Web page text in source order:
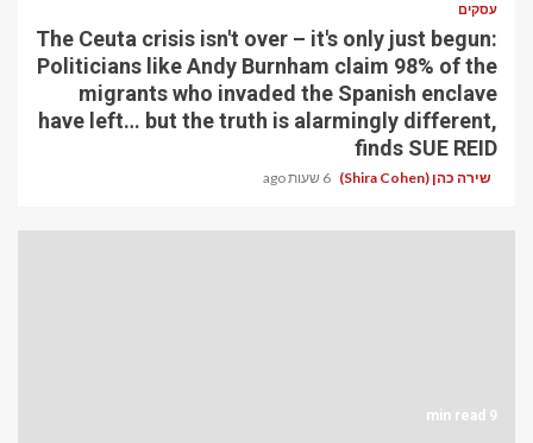
עסקים
The Ceuta crisis isn't over – it's only just begun:
Politicians like Andy Burnham claim 98% of the
migrants who invaded the Spanish enclave
have left… but the truth is alarmingly different,
finds SUE REID
שירה כהן (Shira Cohen) 6 שעות ago
9 min read